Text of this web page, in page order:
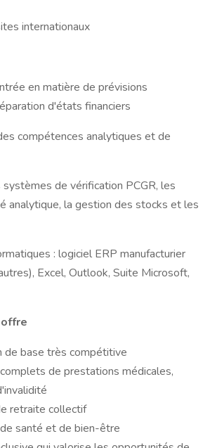
internationaux
en matière de prévisions
d'états financiers
compétences analytiques et de
systèmes de vérification PCGR, les
analytique, la gestion des stocks et les
: logiciel ERP manufacturier
Excel, Outlook, Suite Microsoft,
offre
de base très compétitive
de prestations médicales,
retraite collectif
santé et de bien-être